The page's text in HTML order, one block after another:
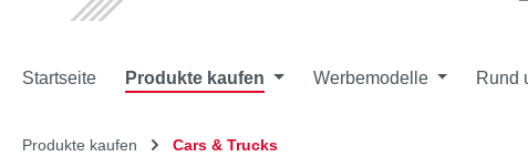
Startseite Produkte kaufen Werbemodelle Rund
Produkte kaufen Cars & Trucks